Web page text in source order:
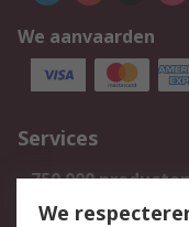
We aanvaarden
Services
750.000
Bestellen
We